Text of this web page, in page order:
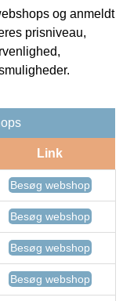
og anmeldt
prisniveau,
Link
Besøg webshop
Besøg webshop
Besøg webshop
Besøg webshop